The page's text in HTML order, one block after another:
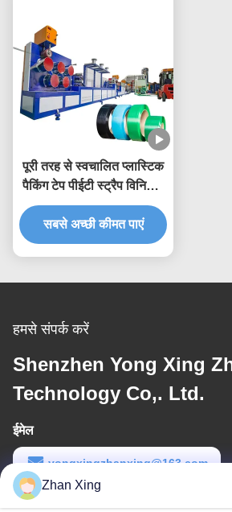
पूरी तरह से स्वचालित प्लास्टिक
पैकिंग टेप पीईटी स्ट्रैप विनिर्माण
मशीन
सबसे अच्छी कीमत पाएं
हमसे संपर्क करें
Shenzhen Yong Xing
Technology Co,. Ltd.
ईमेल
yongxingzhanxing@163.com
कार्य समय
Zhan Xing